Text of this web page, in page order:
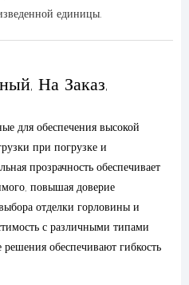
единицы.
На Заказ,
для обеспечения высокой
при погрузке и
прозрачность обеспечивает
повышая доверие
отделки горловины и
с различными типами
обеспечивают гибкость